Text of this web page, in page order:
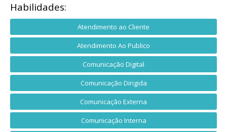
Habilidades:
Atendimento ao Cliente
Atendimento Ao Publico
Comunicação Digital
Comunicação Dirigida
Comunicação Externa
Comunicação Interna